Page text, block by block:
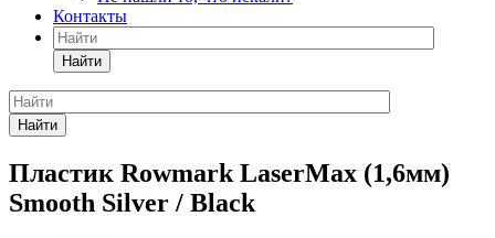
Контакты
Найти
Найти
Пластик Rowmark LaserMax (1,6мм)
Smooth Silver / Black